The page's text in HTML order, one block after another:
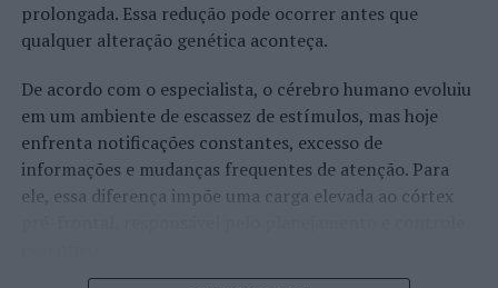
prolongada. Essa redução pode ocorrer antes que
qualquer alteração genética aconteça.
De acordo com o especialista, o cérebro humano evoluiu
em um ambiente de escassez de estímulos, mas hoje
enfrenta notificações constantes, excesso de
informações e mudanças frequentes de atenção. Para
ele, essa diferença impõe uma carga elevada ao córtex